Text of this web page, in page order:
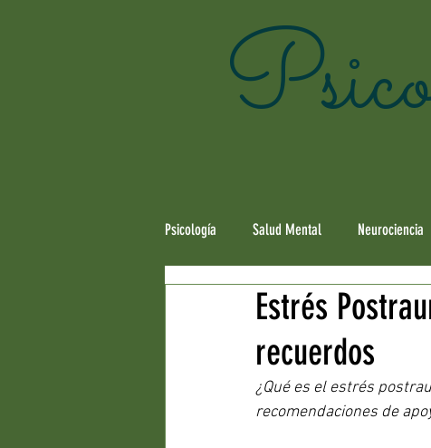
Psicología Salud Mental Neurociencia
Infancia & Desarrollo Adolescencia
Estrés
recuerdos
¿Qué es el estrés
recomendaciones de